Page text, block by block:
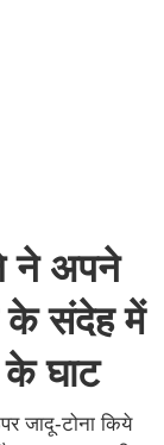
ने अपने
के संदेह में
के घाट
जादू-टोना किये